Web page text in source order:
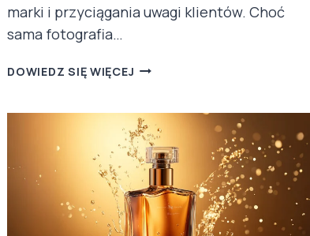
marki i przyciągania uwagi klientów. Choć
sama fotografia…
DOWIEDZ SIĘ WIĘCEJ FOTOGRAFIA
BRANDING:
JAK
ZDJĘCIA
KSZTAŁTUJĄ
WIZERUNEK
MARKI
ONLINE